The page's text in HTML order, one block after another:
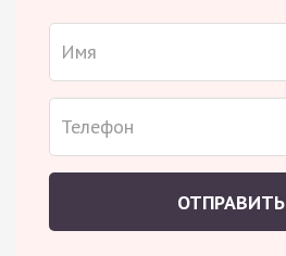
ОТПРАВИТЬ